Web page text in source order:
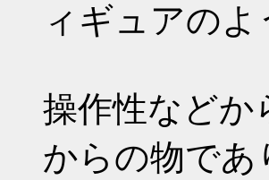
ィギュアの
操作性などか
からの物であ